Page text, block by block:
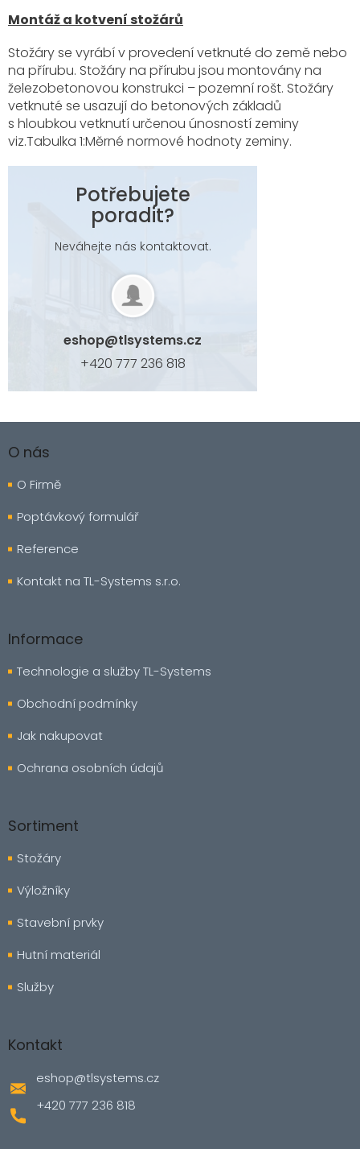
Montáž a kotvení stožárů
Stožáry se vyrábí v provedení vetknuté do země nebo
na přírubu. Stožáry na přírubu jsou montovány na
železobetonovou konstrukci – pozemní rošt. Stožáry
vetknuté se usazují do betonových základů
s hloubkou vetknutí určenou únosností zeminy
viz.Tabulka 1:Měrné normové hodnoty zeminy.
Potřebujete
poradit?
Neváhejte nás kontaktovat.
eshop@tlsystems.cz
+420 777 236 818
á
a
O nás
O Firmě
Poptávkový formulář
Reference
Kontakt na TL-Systems s.r.o.
Informace
Technologie a služby TL-Systems
Obchodní podmínky
Jak nakupovat
Ochrana osobních údajů
Sortiment
Stožáry
Výložníky
Stavební prvky
Hutní materiál
Služby
Kontakt
eshop@tlsystems.cz
+420 777 236 818